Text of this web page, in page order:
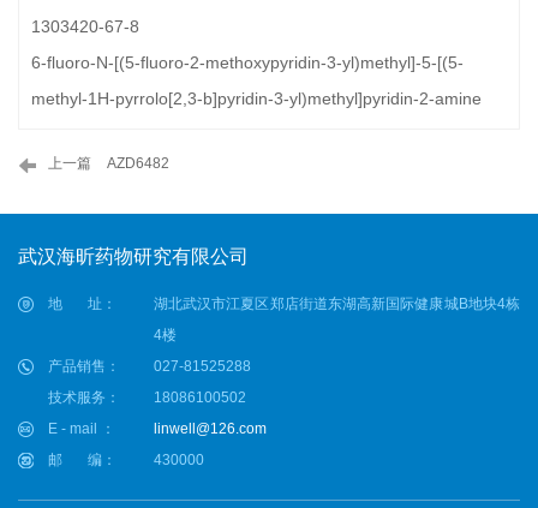
1303420-67-8
6-fluoro-N-[(5-fluoro-2-methoxypyridin-3-yl)methyl]-5-[(5-
methyl-1H-pyrrolo[2,3-b]pyridin-3-yl)methyl]pyridin-2-amine
上一篇 AZD6482
武汉海昕药物研究有限公司
地 址：
湖北武汉市江夏区郑店街道东湖高新国际健康城B地块4栋
4楼
产品销售：
027-81525288
技术服务：
18086100502
E - mail ：
linwell@126.com
邮 编：
430000